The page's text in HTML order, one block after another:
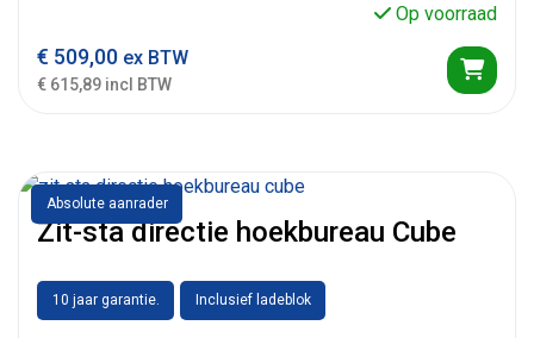
Op voorraad
€ 509,00 ex BTW
€ 615,89 incl BTW
Absolute aanrader
Zit-sta directie hoekbureau Cube
10 jaar garantie. Inclusief ladeblok